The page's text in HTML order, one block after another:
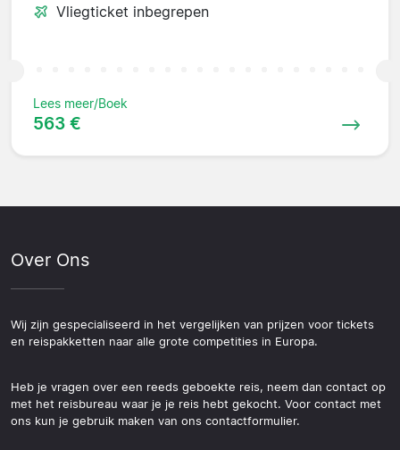
Vliegticket inbegrepen
Lees meer/Boek
563 €
Over Ons
Wij zijn gespecialiseerd in het vergelijken van prijzen voor tickets
en reispakketten naar alle grote competities in Europa.
Heb je vragen over een reeds geboekte reis, neem dan contact op
met het reisbureau waar je je reis hebt gekocht. Voor contact met
ons kun je gebruik maken van ons contactformulier.